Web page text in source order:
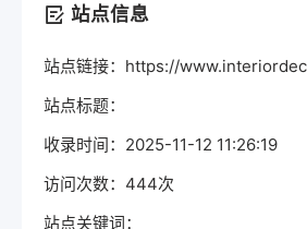
站点信息
站点链接：https://
站点标题：
收录时间：2025-11-12 11:26:19
访问次数：444次
站点关键词：